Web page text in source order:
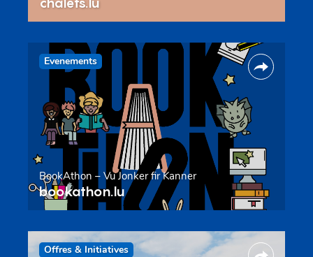
Evenements
BookAthon – Vu Jonker fir Kanner
bookathon.lu
Offres & Initiatives